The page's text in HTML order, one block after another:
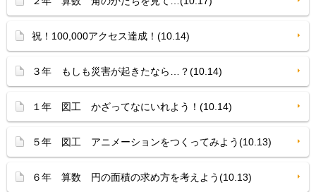
祝！100,000アクセス達成！(10.14)
３年 もしも災害が起きたなら…？(10.14)
１年 図工 かざってなにいれよう！(10.14)
５年 図工 アニメーションをつくってみよう(10.13)
６年 算数 円の面積の求め方を考えよう(10.13)